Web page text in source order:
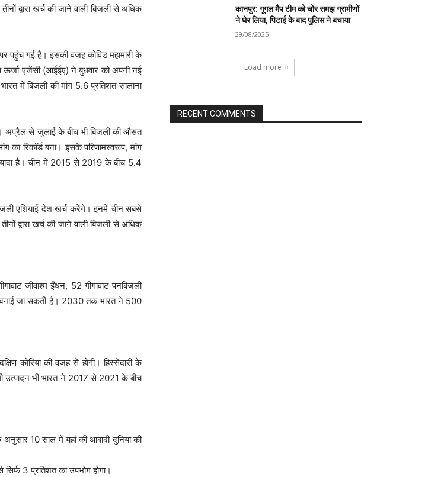
द्वारा खर्च की जाने वाली बिजली से अधिक
पहुंच गई है। इसकी वजह कोविड महामारी के
ऊर्जा एजेंसी (आईईए) ने बुधवार को अपनी नई
में बिजली की मांग 5.6 प्रतिशत सालाना
अप्रैल से जुलाई के बीच भी बिजली की औसत
का रिकॉर्ड बना। इसके परिणामस्वरूप, मांग
है। चीन में 2015 से 2019 के बीच 5.4
एशियाई देश खर्च करेंगे। इनमें चीन सबसे
द्वारा खर्च की जाने वाली बिजली से अधिक
जीवाश्म ईंधन, 52 गीगावाट पनबिजली
बनाई जा सकती है। 2030 तक भारत ने 500
कोरिया की वजह से होगी। हिस्सेदारी के
उत्पादन भी भारत ने 2017 से 2021 के बीच
10 साल में यहां की आबादी दुनिया की
3 प्रतिशत का उपभोग होगा।
कानपुर: गूगल मैप टीम को चोर समझ ग्रामीणों
ने घेर लिया, पिटाई के बाद पुलिस ने बचाया
29/08/2025
Load more
RECENT COMMENTS